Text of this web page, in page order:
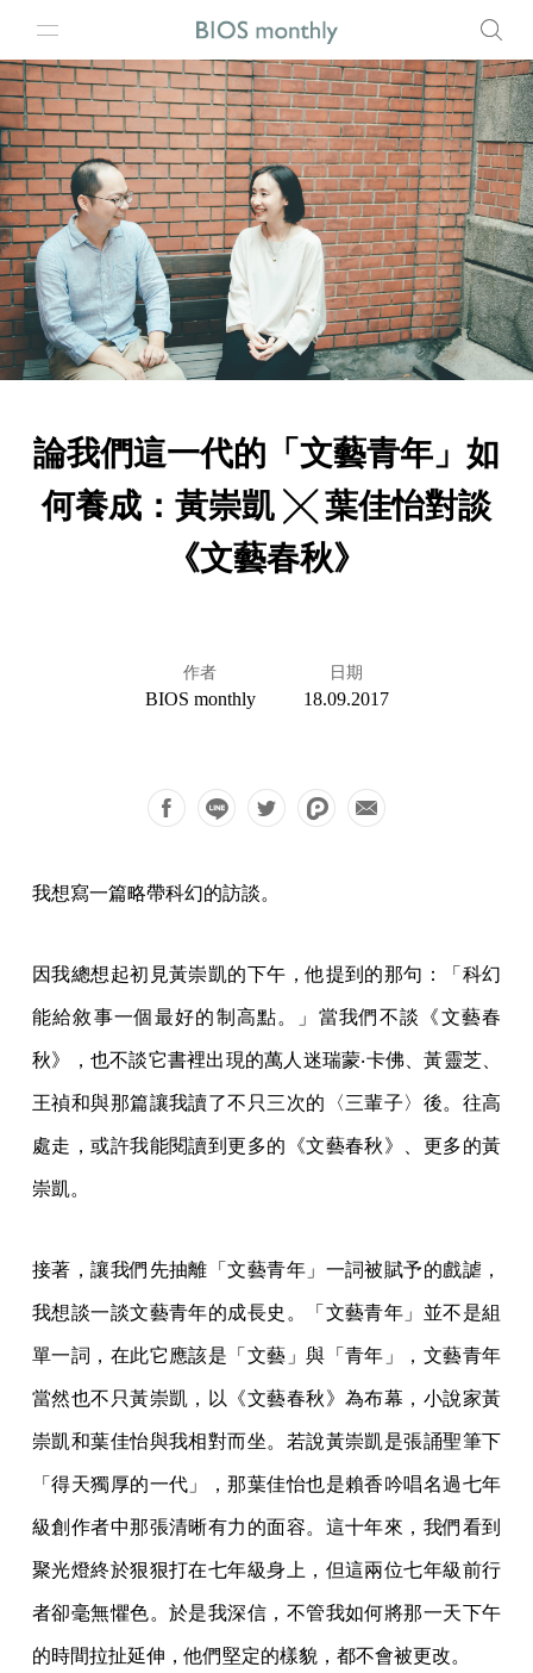
論我們這一代的「文藝青年」如
何養成：黃崇凱 ╳ 葉佳怡對談
《文藝春秋》
作者
BIOS monthly
日期
18.09.2017
我想寫一篇略帶科幻的訪談。
因我總想起初見黃崇凱的下午，他提到的那句：「科幻
能給敘事一個最好的制高點。」當我們不談《文藝春
秋》，也不談它書裡出現的萬人迷瑞蒙‧卡佛、黃靈芝、
王禎和與那篇讓我讀了不只三次的〈三輩子〉後。往高
處走，或許我能閱讀到更多的《文藝春秋》、更多的黃
崇凱。
接著，讓我們先抽離「文藝青年」一詞被賦予的戲謔，
我想談一談文藝青年的成長史。「文藝青年」並不是組
單一詞，在此它應該是「文藝」與「青年」，文藝青年
當然也不只黃崇凱，以《文藝春秋》為布幕，小說家黃
崇凱和葉佳怡與我相對而坐。若說黃崇凱是張誦聖筆下
「得天獨厚的一代」，那葉佳怡也是賴香吟唱名過七年
級創作者中那張清晰有力的面容。這十年來，我們看到
聚光燈終於狠狠打在七年級身上，但這兩位七年級前行
者卻毫無懼色。於是我深信，不管我如何將那一天下午
的時間拉扯延伸，他們堅定的樣貌，都不會被更改。